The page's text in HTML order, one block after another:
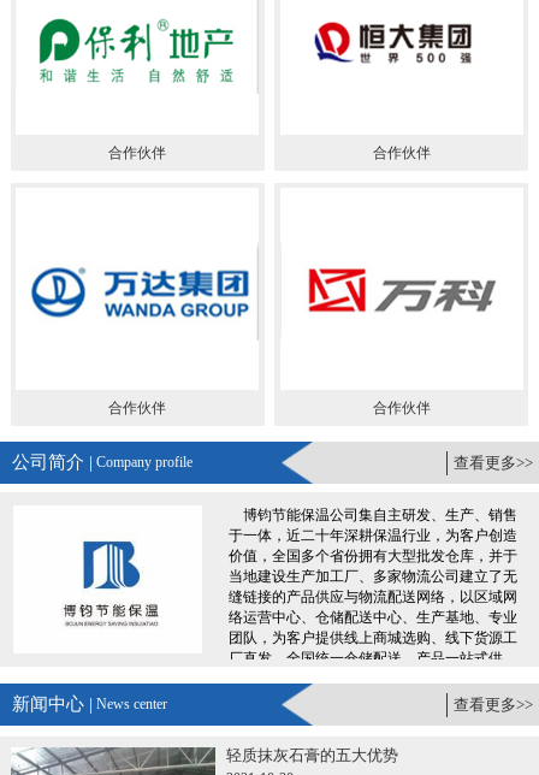
合作伙伴 合作伙伴
合作伙伴 合作伙伴
公司简介 | Company profile 查看更多>>
博钧节能保温公司集自主研发、生产、销售
于一体，近二十年深耕保温行业，为客户创造
价值，全国多个省份拥有大型批发仓库，并于
当地建设生产加工厂、多家物流公司建立了无
缝链接的产品供应与物流配送网络，以区域网
络运营中心、仓储配送中心、生产基地、专业
团队，为客户提供线上商城选购、线下货源工
厂直发、全国统一仓储配送、产品一站式供
务，让您采购时省时、省力、省钱、更省心。
新闻中心 | News center 查看更多>>
轻质抹灰石膏的五大优势